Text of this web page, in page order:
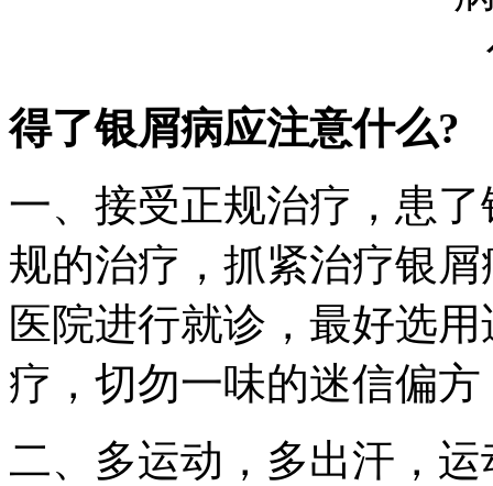
得了银屑病应注意什么?
一、接受正规治疗，患
规的治疗，抓紧治疗银
医院进行就诊，最好选
疗，切勿一味的迷信偏
二、多运动，多出汗，